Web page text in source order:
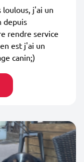
j'ai un
depuis
rendre service
est j'ai un
canin;)